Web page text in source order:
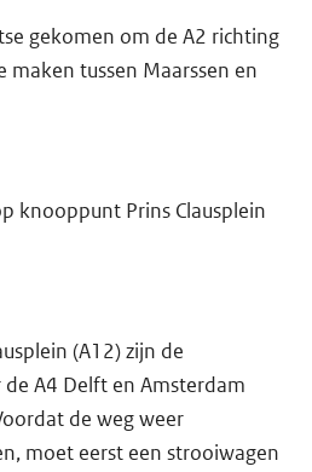
gekomen om de A2 richting
maken tussen Maarssen en
knooppunt Prins Clausplein
(A12) zijn de
A4 Delft en Amsterdam
de weg weer
moet eerst een strooiwagen